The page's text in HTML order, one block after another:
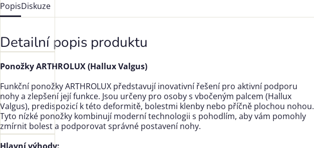
PopisDiskuze
Detailní popis produktu
Ponožky ARTHROLUX (Hallux Valgus)
Funkční ponožky ARTHROLUX představují inovativní řešení pro aktivní podporu
nohy a zlepšení její funkce. Jsou určeny pro osoby s vbočeným palcem (Hallux
Valgus), predispozicí k této deformitě, bolestmi klenby nebo příčně plochou nohou.
Tyto nízké ponožky kombinují moderní technologii s pohodlím, aby vám pomohly
zmírnit bolest a podporovat správné postavení nohy.